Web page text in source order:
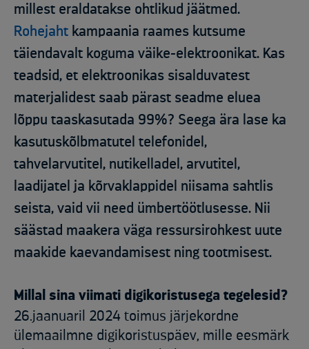
millest eraldatakse ohtlikud jäätmed.
Rohejaht kampaania raames kutsume
täiendavalt koguma väike-elektroonikat. Kas
teadsid, et elektroonikas sisalduvatest
materjalidest saab pärast seadme eluea
lõppu taaskasutada 99%? Seega ära lase ka
kasutuskõlbmatutel telefonidel,
tahvelarvutitel, nutikelladel, arvutitel,
laadijatel ja kõrvaklappidel niisama sahtlis
seista, vaid vii need ümbertöötlusesse. Nii
säästad maakera väga ressursirohkest uute
maakide kaevandamisest ning tootmisest.
Millal sina viimati digikoristusega tegelesid?
26.jaanuaril 2024 toimus järjekordne
ülemaailmne digikoristuspäev, mille eesmärk